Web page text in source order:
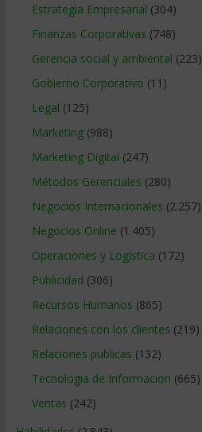
Estrategia Empresarial (304)
Finanzas Corporativas (748)
Gerencia social y ambiental (223)
Gobierno Corporativo (11)
Legal (125)
Marketing(988)
Marketing Digital (247)
Métodos Gerenciales (280)
Negocios Internacionales (2.257)
Negocios Online (1.405)
Operaciones y Logística (172)
Publicidad (306)
Recursos Humanos (865)
Relaciones con los clientes (219)
Relaciones publicas (132)
Tecnologia de Informacion (665)
Ventas (242)